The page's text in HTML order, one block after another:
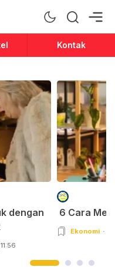
Kontak
dengan
6 Cara
Ekonomi